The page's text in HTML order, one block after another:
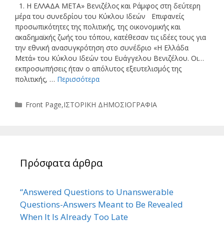
1. Η ΕΛΛΑΔΑ ΜΕΤΑ» Βενιζέλος και Ράμφος στη δεύτερη
μέρα του συνεδρίου του Κύκλου Ιδεών Επιφανείς
προσωπικότητες της πολιτικής, της οικονομικής και
ακαδημαϊκής ζωής του τόπου, κατέθεσαν τις ιδέες τους για
την εθνική ανασυγκρότηση στο συνέδριο «Η Ελλάδα
Μετά» του Κύκλου Ιδεών του Ευάγγελου Βενιζέλου. Οι…
εκπροσωπήσεις ήταν ο απόλυτος εξευτελισμός της
πολιτικής, … Περισσότερα
Κατηγορίες
Front Page,ΙΣΤΟΡΙΚΗ ΔΗΜΟΣΙΟΓΡΑΦΙΑ
Πρόσφατα άρθρα
“Answered Questions to Unanswerable
Questions-Answers Meant to Be Revealed
When It Is Already Too Late